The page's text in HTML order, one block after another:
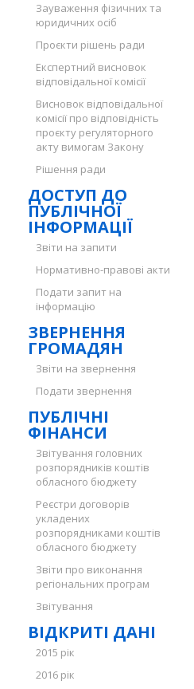
Зауваження фізичних та
юридичних осіб
Проєкти рішень ради
Експертний висновок
відповідальної комісії
Висновок відповідальної
комісії про відповідність
проєкту регуляторного
акту вимогам Закону
Рішення ради
ДОСТУП ДО
ПУБЛІЧНОЇ
ІНФОРМАЦІЇ
Звіти на запити
Нормативно-правові акти
Подати запит на
інформацію
ЗВЕРНЕННЯ
ГРОМАДЯН
Звіти на звернення
Подати звернення
ПУБЛІЧНІ
ФІНАНСИ
Звітування головних
розпорядників коштів
обласного бюджету
Реєстри договорів
укладених
розпорядниками коштів
обласного бюджету
Звіти про виконання
регіональних програм
Звітування
ВІДКРИТІ ДАНІ
2015 рік
2016 рік